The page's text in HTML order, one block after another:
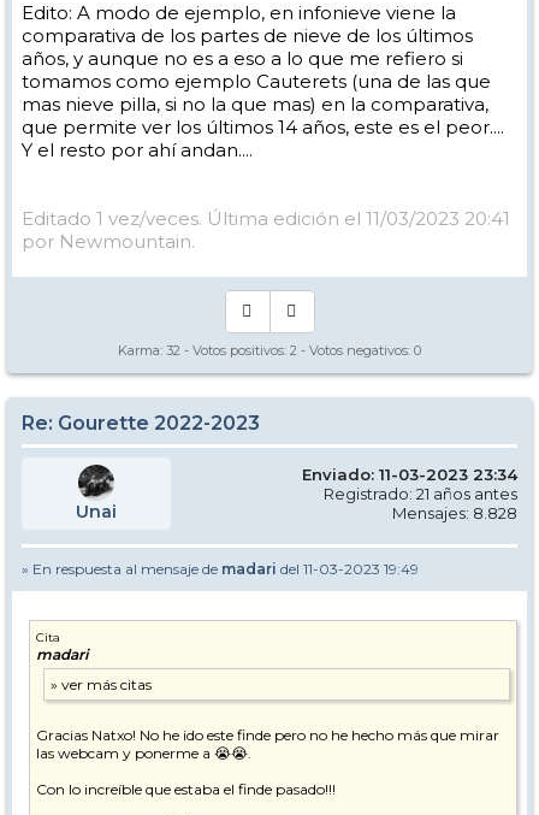
Edito: A modo de ejemplo, en infonieve viene la
comparativa de los partes de nieve de los últimos
años, y aunque no es a eso a lo que me refiero si
tomamos como ejemplo Cauterets (una de las que
mas nieve pilla, si no la que mas) en la comparativa,
que permite ver los últimos 14 años, este es el peor....
Y el resto por ahí andan....
Editado 1 vez/veces. Última edición el 11/03/2023 20:41
por Newmountain.
Karma: 32 - Votos positivos: 2 - Votos negativos: 0
Re: Gourette 2022-2023
Unai
Enviado: 11-03-2023 23:34
Registrado: 21 años antes
Mensajes: 8.828
» En respuesta al mensaje de madari del 11-03-2023 19:49
Cita
madari
Gracias Natxo! No he ido este finde pero no he hecho más que mirar
las webcam y ponerme a 😭😭.
Con lo increíble que estaba el finde pasado!!!